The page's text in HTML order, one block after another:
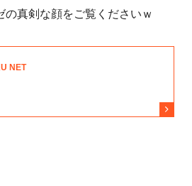
の真剣な顔をご覧くださいｗ